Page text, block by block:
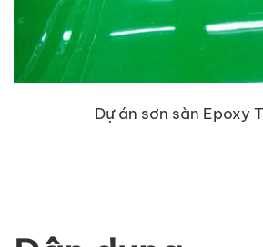
Dự án sơn sàn Epoxy